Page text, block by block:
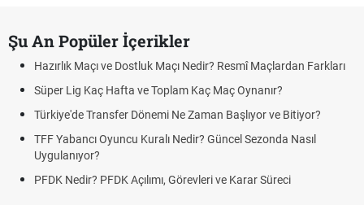
Şu An Popüler İçerikler
Hazırlık Maçı ve Dostluk Maçı Nedir? Resmî Maçlardan Farkları
Süper Lig Kaç Hafta ve Toplam Kaç Maç Oynanır?
Türkiye'de Transfer Dönemi Ne Zaman Başlıyor ve Bitiyor?
TFF Yabancı Oyuncu Kuralı Nedir? Güncel Sezonda Nasıl
Uygulanıyor?
PFDK Nedir? PFDK Açılımı, Görevleri ve Karar Süreci